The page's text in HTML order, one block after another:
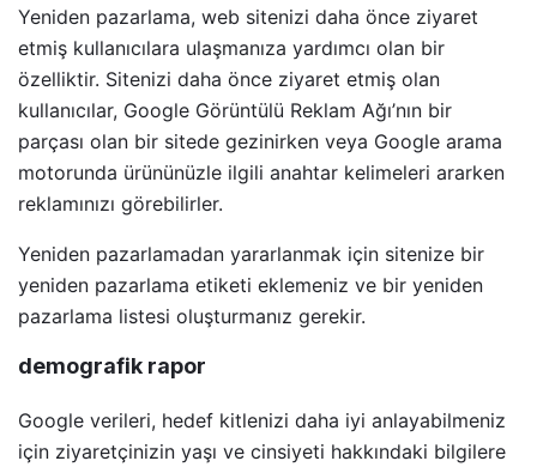
Yeniden pazarlama, web sitenizi daha önce ziyaret
etmiş kullanıcılara ulaşmanıza yardımcı olan bir
özelliktir. Sitenizi daha önce ziyaret etmiş olan
kullanıcılar, Google Görüntülü Reklam Ağı’nın bir
parçası olan bir sitede gezinirken veya Google arama
motorunda ürününüzle ilgili anahtar kelimeleri ararken
reklamınızı görebilirler.
Yeniden pazarlamadan yararlanmak için sitenize bir
yeniden pazarlama etiketi eklemeniz ve bir yeniden
pazarlama listesi oluşturmanız gerekir.
demografik rapor
Google verileri, hedef kitlenizi daha iyi anlayabilmeniz
için ziyaretçinizin yaşı ve cinsiyeti hakkındaki bilgilere